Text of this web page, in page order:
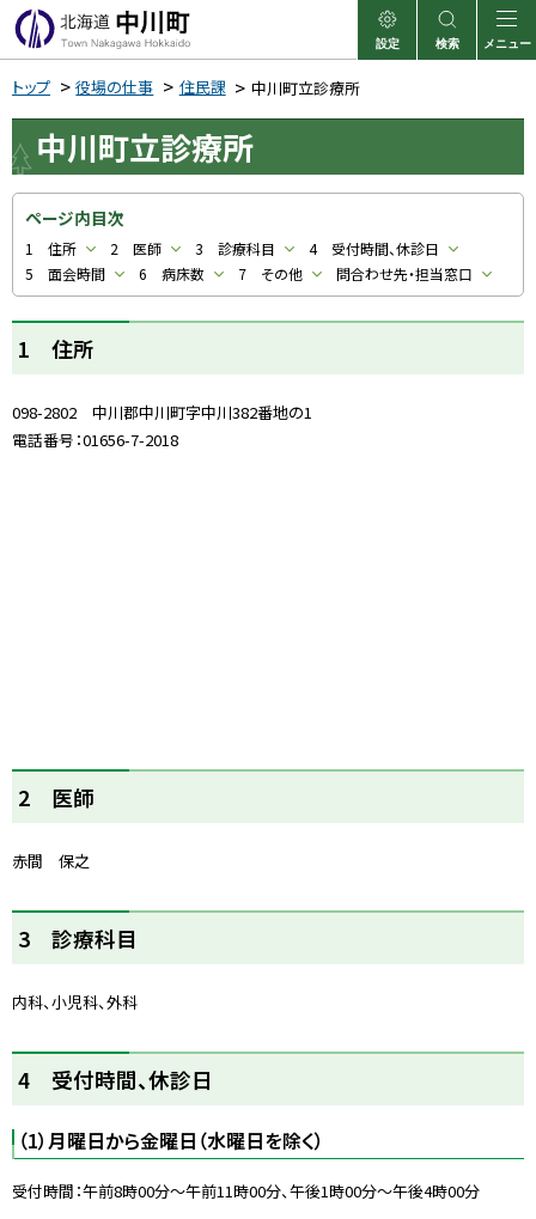
本
へ
メ
ニ
ュ
中川町 表示
設定
検索
サイト内検索
メニュー
トップ 役場の仕事 住民課 中川町立診療所
中川町立診療所
ページ内目次
1 住所 2 医師 3 診療科目
4 受付時間、休診日
5 面会時間
6 病床数 7 その他 問合わせ先・担当窓口
1 住所
098-2802 中川郡中川町字中川382番地の1
電話番号：01656-7-2018
ッ
に
2 医師
赤間 保之
ッ
に
3 診療科目
内科、小児科、外科
に
る
4 受付時間、休診日
（1）月曜日から金曜日（水曜日を除く）
受付時間：午前8時00分〜午前11時00分、午後1時00分〜午後4時00分